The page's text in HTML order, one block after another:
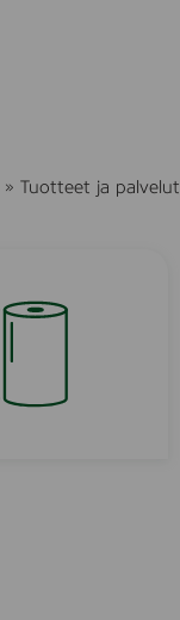
» Tuotteet ja palvelut